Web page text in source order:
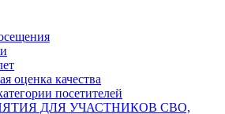
оценка качества
посетителей
ДЛЯ УЧАСТНИКОВ СВО,